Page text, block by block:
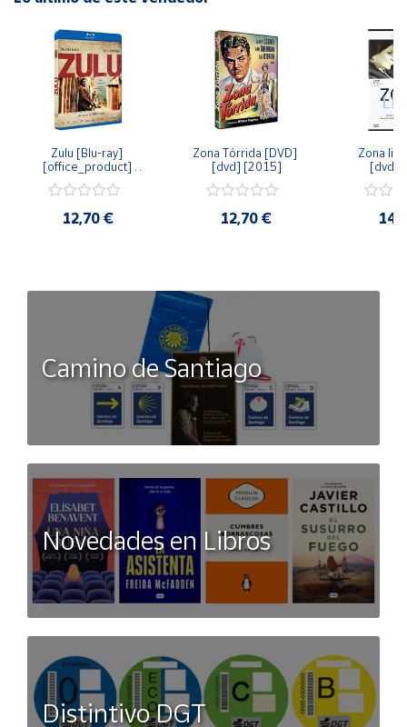
Zulu [Blu-ray]
[office_product]
12,70 €
Zona Tórrida [DVD]
[dvd] [2015]
12,70 €
Zona
[dvd]
Camino de Santiago
Novedades en Libros
Distintivo DGT